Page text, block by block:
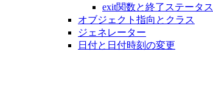
exit関数と終了ステータス
オブジェクト指向とクラス
ジェネレーター
日付と日付時刻の変更